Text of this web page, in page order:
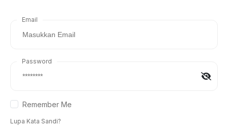
Email
Password
Remember Me
Lupa Kata Sandi?